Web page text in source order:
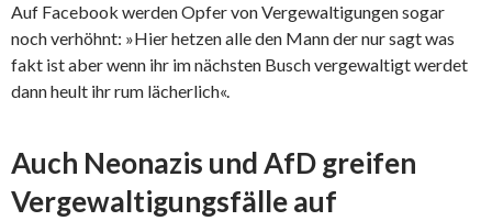
Auf Facebook werden Opfer von Vergewaltigungen sogar
noch verhöhnt: »Hier hetzen alle den Mann der nur sagt was
fakt ist aber wenn ihr im nächsten Busch vergewaltigt werdet
dann heult ihr rum lächerlich«.
Auch Neonazis und AfD greifen
Vergewaltigungsfälle auf